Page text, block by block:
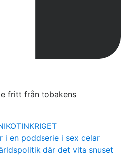
fritt från tobakens
i en poddserie i sex delar
där det vita snuset